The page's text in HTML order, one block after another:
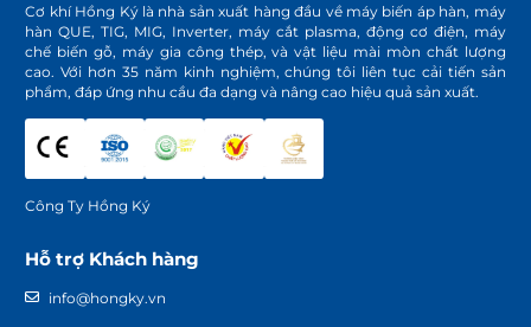
Cơ khí Hồng Ký là nhà sản xuất hàng đầu về máy biến áp hàn, máy
hàn QUE, TIG, MIG, Inverter, máy cắt plasma, động cơ điện, máy
chế biến gỗ, máy gia công thép, và vật liệu mài mòn chất lượng
cao. Với hơn 35 năm kinh nghiệm, chúng tôi liên tục cải tiến sản
phẩm, đáp ứng nhu cầu đa dạng và nâng cao hiệu quả sản xuất.
Công Ty Hồng Ký
Hỗ trợ Khách hàng
info@hongky.vn